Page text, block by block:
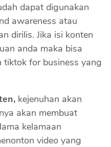
dapat digunakan
awareness atau
dirilis. Jika isi konten
anda maka bisa
tiktok for business yang
kejenuhan akan
akan membuat
kelamaan
video yang